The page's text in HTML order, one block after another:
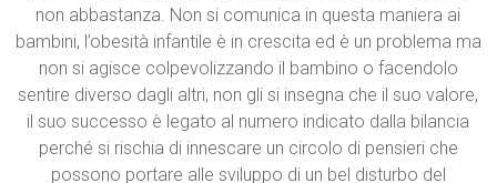
non abbastanza. Non si comunica in questa maniera ai
bambini, l’obesità infantile è in crescita ed è un problema ma
non si agisce colpevolizzando il bambino o facendolo
sentire diverso dagli altri, non gli si insegna che il suo valore,
il suo successo è legato al numero indicato dalla bilancia
perché si rischia di innescare un circolo di pensieri che
possono portare alle sviluppo di un bel disturbo del